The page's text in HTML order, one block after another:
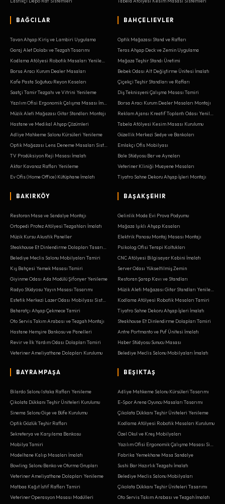
BAĞCILAR
Tavan Ahşap Kiriş ve Lambiri Uygulama
Garaj Alet Dolabı ve Tezgah Tasarımı
Borsa Aracı Kurum Dealer Masaları
Kafe Pasta Soğutucu Reyon Kasaları
Saatçi Tamir Tezgahı ve Vitrini Yenileme
Müzik Aleti Mağazası Gitar Standları Montajı
Hastane ve Medikal Ahşap Çözümleri
Adliye Mahkeme Salonu Kürsüleri Yenileme
TV Prodüksiyon Reji Masası İmalatı
Aktar Kavanoz Rafları Yenileme
Ev Ofis (Home Office) Kütüphane İmalatı
BAHÇELIEVLER
Optik Mağazası Stand ve Rafları
Teras Ahşap Deck ve Zemin Uygulama
Mağaza Teşhir Standı Üretimi
Bebek Odası Alt Değiştirme Ünitesi İmalatı
Çiçekçi Teşhir Standları ve Rafları
Diş Teknisyeni Çalışma Masası Tamiri
Borsa Aracı Kurum Dealer Masaları Montajı
Tabela Atölyesi Kesim Masası Kurulumu
Güzellik Merkezi Sedye ve Bankoları
Emlakçı Ofis Mobilyası
Bale Stüdyosu Bar ve Aynaları
Veteriner Kliniği Muayene Masaları
Tiyatro Sahne Dekoru Ahşap İşleri Montajı
BAKIRKÖY
Restoran Masa ve Sandalye Montajı
Ortopedi Protez Atölyesi Tezgahları İmalatı
Müzik Kursu Akustik Paneller
Belediye Meclis Salonu Mobilyaları Tamiri
Kış Bahçesi Yemek Masası Tamiri
Giyinme Odası Ada Modülü Şifonyer Yenileme
Radyo Stüdyosu Yayın Masası Tasarımı
Baharatçı Ahşap Çekmece Tamiri
Oto Servis Takım Arabası ve Tezgah Montajı
Hastane Hemşire Bankosu ve Panelleri
Revir ve İlk Yardım Odası Dolapları Tamiri
Veteriner Ameliyathane Dolapları Kurulumu
BAŞAKŞEHIR
Gelinlik Moda Evi Prova Podyumu
Mağaza Işıklı Ahşap Kasaları
Elektrik Panosu Montaj Masası Montajı
Psikolog Ofisi Terapi Koltukları
CNC Atölyesi Bilgisayar Kabini İmalatı
Server Odası Yükseltilmiş Zemin
Restoran Şarap Kavı ve Standları
Kodlama Atölyesi Robotik Masaları Tamiri
Tiyatro Sahne Dekoru Ahşap İşleri İmalatı
Steakhouse Et Dinlendirme Dolapları Tamiri
Antre Portmanto ve Puf Ünitesi İmalatı
Haber Stüdyosu Sunucu Masası
Belediye Meclis Salonu Mobilyaları İmalatı
BAYRAMPAŞA
Bilardo Salonu Istaka Rafları Yenileme
Çikolata Dükkanı Teşhir Üniteleri Kurulumu
Sinema Salonu Gişe ve Büfe Kurulumu
Optik Gözlük Teşhir Rafları
Sekreterya ve Karşılama Bankosu
Mobilya Tamiri
Modelhane Kalıp Masaları İmalatı
Bowling Salonu Banko ve Oturma Grupları
Veteriner Ameliyathane Dolapları Yenileme
Matbaa Kağıt İstif Rafları Tamiri
Veteriner Operasyon Masası Modülleri
BEŞIKTAŞ
Adliye Mahkeme Salonu Kürsüleri Tasarımı
E-Spor Arena Oyuncu Masaları Tasarımı
Çikolata Dükkanı Teşhir Üniteleri Yenileme
Kodlama Atölyesi Robotik Masaları Kurulumu
Özel Okul ve Kreş Mobilyaları
Fabrika Yemekhane Masa Sandalye
Sushi Bar Hazırlık Tezgahı İmalatı
Belediye Meclis Salonu Mobilyaları
Çikolata Dükkanı Teşhir Üniteleri Tasarımı
Oto Servis Takım Arabası ve Tezgah İmalatı